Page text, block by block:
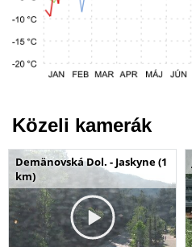
Közeli kamerák
Demänovská Dol. - Jaskyne (1
km)